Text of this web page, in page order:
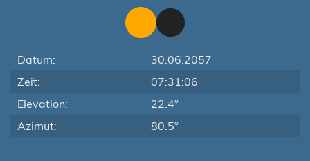
Datum:
30.06.2057
Zeit:
07:31:06
Elevation:
22.4°
Azimut:
80.5°